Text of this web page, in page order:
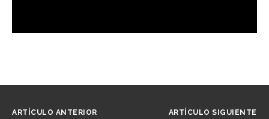
ARTÍCULO ANTERIOR ARTÍCULO SIGUIENTE